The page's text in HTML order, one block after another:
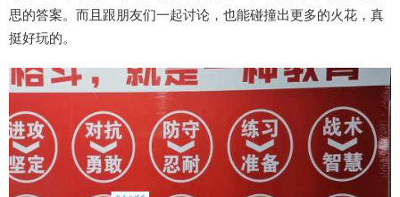
思的答案。而且跟朋友们一起讨论，也能碰撞出更多的火花，真
挺好玩的。